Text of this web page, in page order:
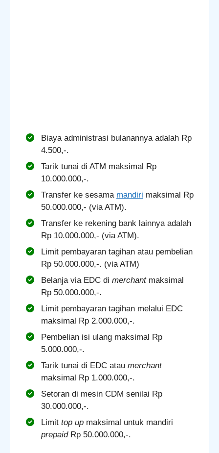
Biaya administrasi bulanannya adalah Rp
4.500,-.
Tarik tunai di ATM maksimal Rp
10.000.000,-.
Transfer ke sesama mandiri maksimal Rp
50.000.000,- (via ATM).
Transfer ke rekening bank lainnya adalah
Rp 10.000.000,- (via ATM).
Limit pembayaran tagihan atau pembelian
Rp 50.000.000,-. (via ATM)
Belanja via EDC di merchantmaksimal
Rp 50.000.000,-.
Limit pembayaran tagihan melalui EDC
maksimal Rp 2.000.000,-.
Pembelian isi ulang maksimal Rp
5.000.000,-.
Tarik tunai di EDC atau merchant
maksimal Rp 1.000.000,-.
Setoran di mesin CDM senilai Rp
30.000.000,-.
Limit top up maksimal untuk mandiri
prepaidRp 50.000.000,-.